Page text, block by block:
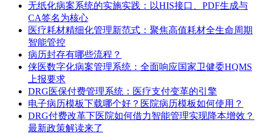
无纸化病案系统的实施实践：以HIS接口、PDF生成与
CA签名为核心
医疗耗材精细化管理新范式：聚焦高值耗材全生命周期
智能管控
病历封存有哪些流程？
侠医数字化病案管理系统：全面响应国家卫健委HQMS
上报要求
DRG医保付费管理系统：医疗支付变革的引擎
电子病历模板下载哪个好？医院病历模板如何使用？
DRG付费改革下医院如何借力智能管理实现降本增效？
最新政策解读来了